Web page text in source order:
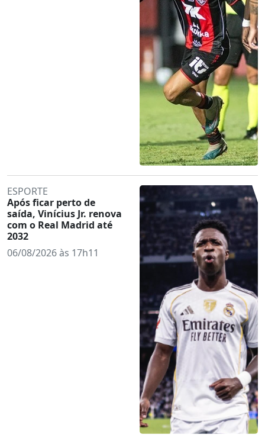
ESPORTE
Após ficar perto de
saída, Vinícius Jr. renova
com o Real Madrid até
2032
06/08/2026 às 17h11